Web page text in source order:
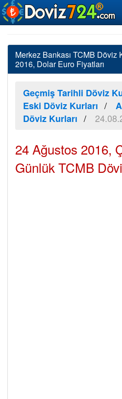
Merkez Bankası TCMB Döviz
2016, Dolar Euro Fiyatları
Geçmiş Tarihli Döviz
Eski Döviz Kurları
Döviz Kurları
24 Ağustos 2016,
Günlük TCMB